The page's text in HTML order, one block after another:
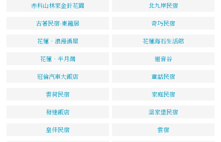
赤科山林家金針花園 北九岸民宿
古著民宿-東籬居 奇巧民宿
花蓮‧浪漫滿屋 花蓮海石生活館
花蓮‧半月灣 迴音谷
冠倫汽車大飯店 童話民宿
雲荷民宿 家庭民宿
發達飯店 溫家堡民宿
皇佳民宿 雲宿